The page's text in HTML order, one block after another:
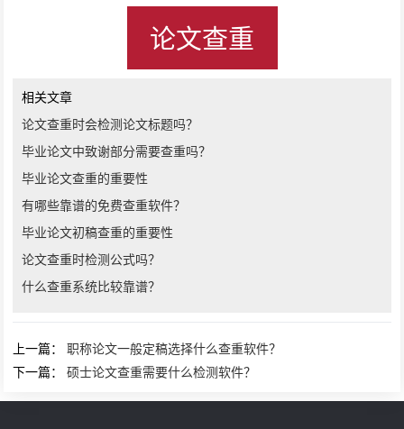
论文查重
相关文章
论文查重时会检测论文标题吗？
毕业论文中致谢部分需要查重吗？
毕业论文查重的重要性
有哪些靠谱的免费查重软件？
毕业论文初稿查重的重要性
论文查重时检测公式吗？
什么查重系统比较靠谱？
上一篇：职称论文一般定稿选择什么查重软件？
下一篇：硕士论文查重需要什么检测软件？